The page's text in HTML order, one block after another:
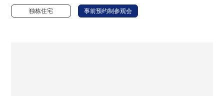
独栋住宅 事前预约制参观会